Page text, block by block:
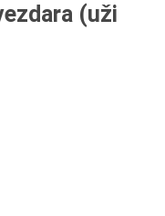
(uži